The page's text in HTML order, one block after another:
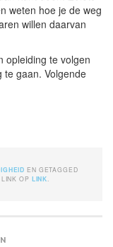
weten hoe je de weg
willen daarvan
opleiding te volgen
te gaan. Volgende
EN GETAGGED
LINK OP LINK